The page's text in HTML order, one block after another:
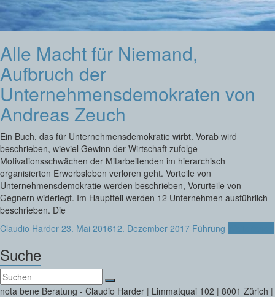
Alle Macht für Niemand,
Aufbruch der
Unternehmensdemokraten von
Andreas Zeuch
Ein Buch, das für Unternehmensdemokratie wirbt. Vorab wird
beschrieben, wieviel Gewinn der Wirtschaft zufolge
Motivationsschwächen der Mitarbeitenden im hierarchisch
organisierten Erwerbsleben verloren geht. Vorteile von
Unternehmensdemokratie werden beschrieben, Vorurteile von
Gegnern widerlegt. Im Hauptteil werden 12 Unternehmen ausführlich
beschrieben. Die
Claudio Harder 23. Mai 201612. Dezember 2017 Führung
Suche
nota bene Beratung - Claudio Harder | Limmatquai 102 | 8001 Zürich |